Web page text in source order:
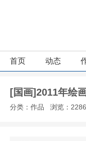
首页 动态
[国画]2011年绘
分类：作品 浏览：